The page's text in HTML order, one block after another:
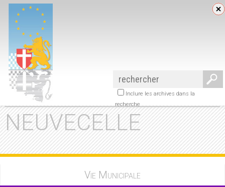
NEUVECELLE
Inclure les archives dans la
recherche
Vie Municipale